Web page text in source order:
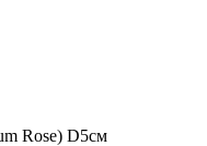
Rose) D5см